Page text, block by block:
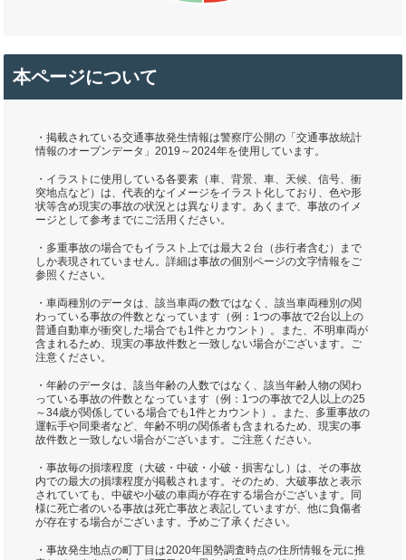
本ページについて
・掲載されている交通事故発生情報は警察庁公開の「交通事故統計
情報のオープンデータ」2019～2024年を使用しています。
・イラストに使用している各要素（車、背景、車、天候、信号、衝
突地点など）は、代表的なイメージをイラスト化しており、色や形
状等含め現実の事故の状況とは異なります。あくまで、事故のイメ
ージとして参考までにご活用ください。
・多重事故の場合でもイラスト上では最大２台（歩行者含む）まで
しか表現されていません。詳細は事故の個別ページの文字情報をご
参照ください。
・車両種別のデータは、該当車両の数ではなく、該当車両種別の関
わっている事故の件数となっています（例：1つの事故で2台以上の
普通自動車が衝突した場合でも1件とカウント）。また、不明車両が
含まれるため、現実の事故件数と一致しない場合がございます。ご
注意ください。
・年齢のデータは、該当年齢の人数ではなく、該当年齢人物の関わ
っている事故の件数となっています（例：1つの事故で2人以上の25
～34歳が関係している場合でも1件とカウント）。また、多重事故の
運転手や同乗者など、年齢不明の関係者も含まれるため、現実の事
故件数と一致しない場合がございます。ご注意ください。
・事故毎の損壊程度（大破・中破・小破・損害なし）は、その事故
内での最大の損壊程度が掲載されます。そのため、大破事故と表示
されていても、中破や小破の車両が存在する場合がございます。同
様に死亡者のいる事故は死亡事故と表記していますが、他に負傷者
が存在する場合がございます。予めご了承ください。
・事故発生地点の町丁目は2020年国勢調査時点の住所情報を元に推